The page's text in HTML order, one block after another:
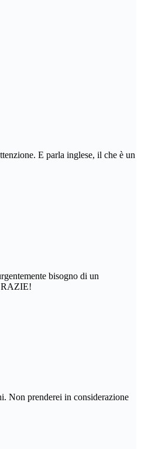
E parla inglese, il che è un
bisogno di un
Non prenderei in considerazione